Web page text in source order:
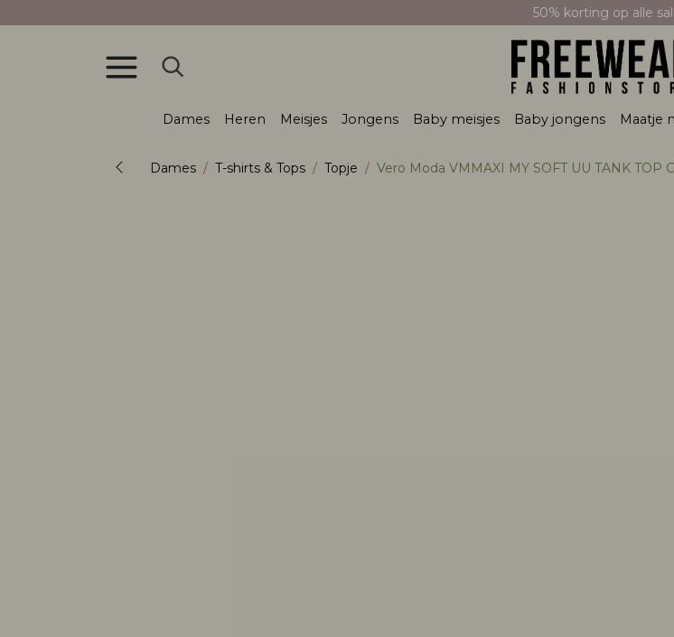
50% korting op alle
Dames Heren Meisjes Jongens Baby meisjes Baby jongens Maatje
Dames T-shirts & Tops Topje Vero Moda VMMAXI MY SOFT UU TANK TOP